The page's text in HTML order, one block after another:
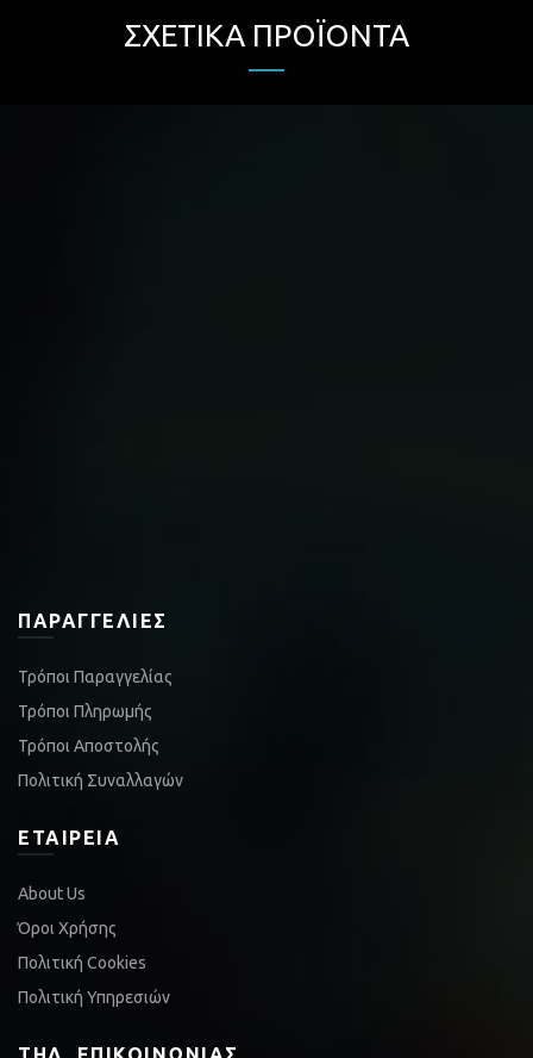
ΣΧΕΤΙΚΆ ΠΡΟΪΌΝΤΑ
ΠΑΡΑΓΓΕΛΊΕΣ
Τρόποι Παραγγελίας
Τρόποι Πληρωμής
Τρόποι Αποστολής
Πολιτική Συναλλαγών
ΕΤΑΙΡΕΊΑ
About Us
Όροι Χρήσης
Πολιτική Cookies
Πολιτική Υπηρεσιών